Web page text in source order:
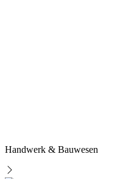
Handwerk & Bauwesen